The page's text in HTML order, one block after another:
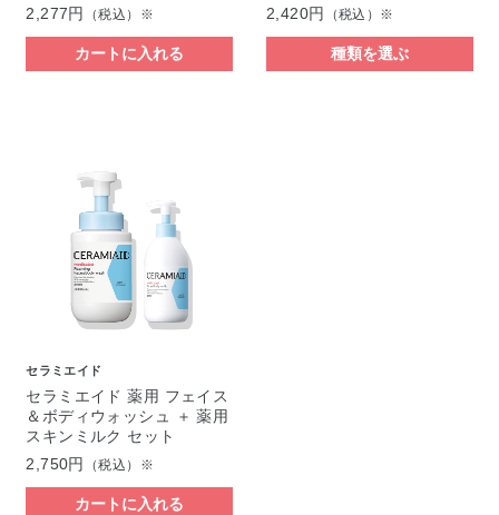
2,277円
（税込）※
カートに入れる
2,420円
（税込）※
種類を選ぶ
セラミエイド
セラミエイド 薬用 フェイス
＆ボディウォッシュ ＋ 薬用
スキンミルク セット
2,750円
（税込）※
カートに入れる